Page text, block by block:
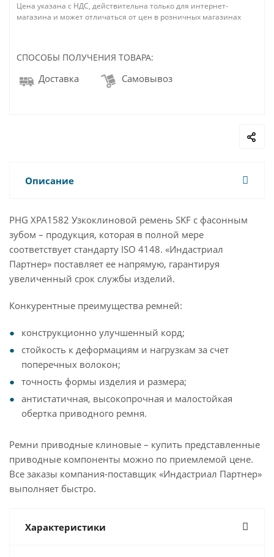
Цена указана с НДС, действительна только для интернет-
магазина и может отличаться от цен в розничных магазинах
СПОСОБЫ ПОЛУЧЕНИЯ ТОВАРА:
Доставка Самовывоз
Описание
PHG XPA1582 Узкоклиновой ремень SKF с фасонным
зубом – продукция, которая в полной мере
соответствует стандарту ISO 4148. «Индастриал
Партнер» поставляет ее напрямую, гарантируя
увеличенный срок службы изделий.
Конкурентные преимущества ремней:
конструкционно улучшенный корд;
стойкость к деформациям и нагрузкам за счет
поперечных волокон;
точность формы изделия и размера;
антистатичная, высокопрочная и малостойкая
обертка приводного ремня.
Ремни приводные клиновые – купить представленные
приводные компоненты можно по приемлемой цене.
Все заказы компания-поставщик «Индастриал Партнер»
выполняет быстро.
Характеристики